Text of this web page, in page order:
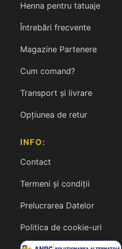
Henna pentru tatuaje
Întrebări frecvente
Magazine Partenere
Cum comand?
Transport și livrare
Opțiunea de retur
INFO:
Contact
Termeni și condiții
Prelucrarea Datelor
Politica de cookie-uri